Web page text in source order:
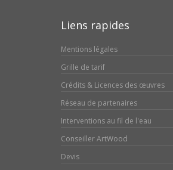
Liens rapides
Mentions légales
Grille de tarif
Crédits & Licences des œuvres
Réseau de partenaires
Interventions au fil de l'eau
Conseiller ArtWood
Devis